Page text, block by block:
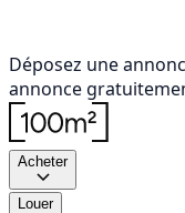
Déposez une
annonce
Acheter
Louer